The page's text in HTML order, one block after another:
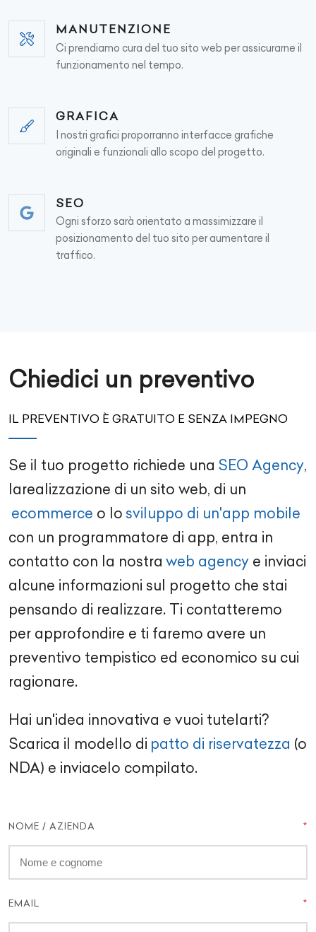
MANUTENZIONE
Ci prendiamo cura del tuo sito web per assicurarne il
funzionamento nel tempo.
GRAFICA
I nostri grafici proporranno interfacce grafiche
originali e funzionali allo scopo del progetto.
SEO
Ogni sforzo sarà orientato a massimizzare il
posizionamento del tuo sito per aumentare il
traffico.
Chiedici un preventivo
IL PREVENTIVO È GRATUITO E SENZA IMPEGNO
Se il tuo progetto richiede una SEO Agency,
larealizzazione di un sito web, di un
ecommerce o lo sviluppo di un'app mobile
con un programmatore di app, entra in
contatto con la nostra web agency e inviaci
alcune informazioni sul progetto che stai
pensando di realizzare. Ti contatteremo
per approfondire e ti faremo avere un
preventivo tempistico ed economico su cui
ragionare.
Hai un'idea innovativa e vuoi tutelarti?
Scarica il modello di patto di riservatezza (o
NDA) e inviacelo compilato.
NOME / AZIENDA
EMAIL